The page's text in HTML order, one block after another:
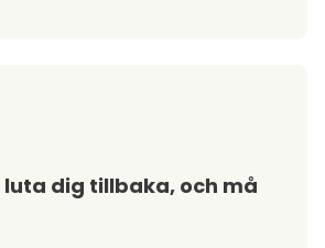
luta dig tillbaka, och må